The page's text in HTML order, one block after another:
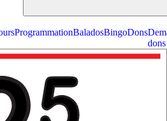
ProgrammationBaladosBingoDons
dons